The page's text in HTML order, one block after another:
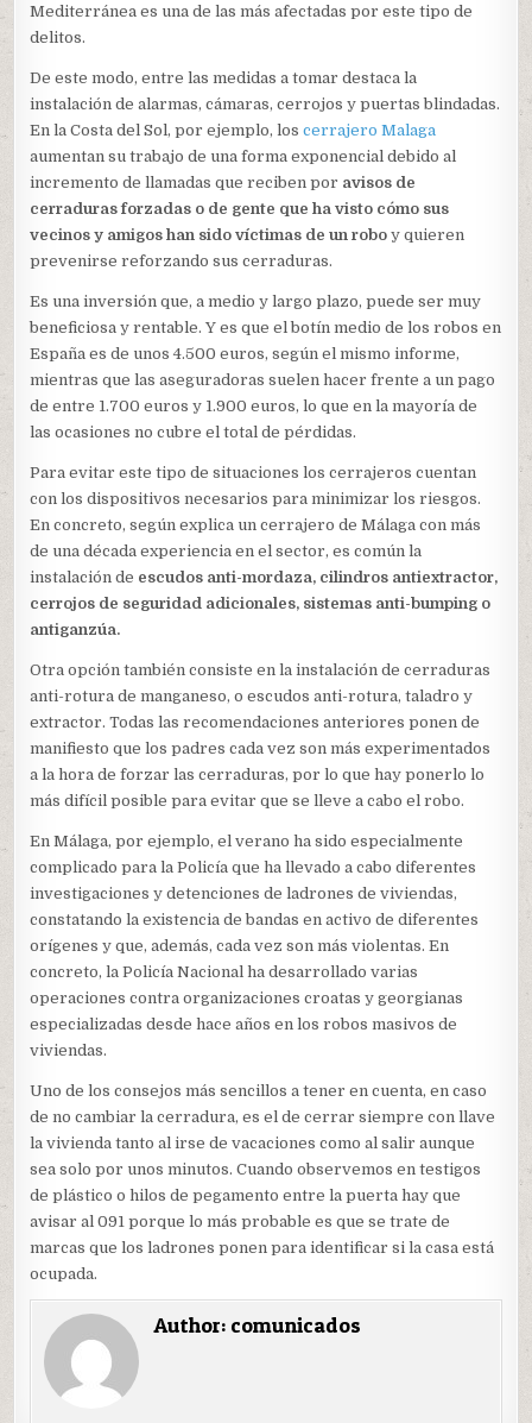
Mediterránea es una de las más afectadas por este tipo de
delitos.
De este modo, entre las medidas a tomar destaca la
instalación de alarmas, cámaras, cerrojos y puertas blindadas.
En la Costa del Sol, por ejemplo, loscerrajero Malaga
aumentan su trabajo de una forma exponencial debido al
incremento de llamadas que reciben por avisos de
cerraduras forzadas o de gente que ha visto cómo sus
vecinos y amigos han sido víctimas de un robo y quieren
prevenirse reforzando sus cerraduras.
Es una inversión que, a medio y largo plazo, puede ser muy
beneficiosa y rentable. Y es que el botín medio de los robos en
España es de unos 4.500 euros, según el mismo informe,
mientras que las aseguradoras suelen hacer frente a un pago
de entre 1.700 euros y 1.900 euros, lo que en la mayoría de
las ocasiones no cubre el total de pérdidas.
Para evitar este tipo de situaciones los cerrajeros cuentan
con los dispositivos necesarios para minimizar los riesgos.
En concreto, según explica un cerrajero de Málaga con más
de una década experiencia en el sector, es común la
instalación de escudos anti-mordaza, cilindros antiextractor,
cerrojos de seguridad adicionales, sistemas anti-bumping o
antiganzúa.
Otra opción también consiste en la instalación de cerraduras
anti-rotura de manganeso, o escudos anti-rotura, taladro y
extractor. Todas las recomendaciones anteriores ponen de
manifiesto que los padres cada vez son más experimentados
a la hora de forzar las cerraduras, por lo que hay ponerlo lo
más difícil posible para evitar que se lleve a cabo el robo.
En Málaga, por ejemplo, el verano ha sido especialmente
complicado para la Policía que ha llevado a cabo diferentes
investigaciones y detenciones de ladrones de viviendas,
constatando la existencia de bandas en activo de diferentes
orígenes y que, además, cada vez son más violentas. En
concreto, la Policía Nacional ha desarrollado varias
operaciones contra organizaciones croatas y georgianas
especializadas desde hace años en los robos masivos de
viviendas.
Uno de los consejos más sencillos a tener en cuenta, en caso
de no cambiar la cerradura, es el de cerrar siempre con llave
la vivienda tanto al irse de vacaciones como al salir aunque
sea solo por unos minutos. Cuando observemos en testigos
de plástico o hilos de pegamento entre la puerta hay que
avisar al 091 porque lo más probable es que se trate de
marcas que los ladrones ponen para identificar si la casa está
ocupada.
Author: comunicados